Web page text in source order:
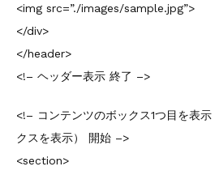
<img src=”./images/sample.jpg”>
</div>
</header>
<!– ヘッダー表示 終了 –>
<!– コンテンツのボックス1つ目を表
クスを表示） 開始 –>
<section>